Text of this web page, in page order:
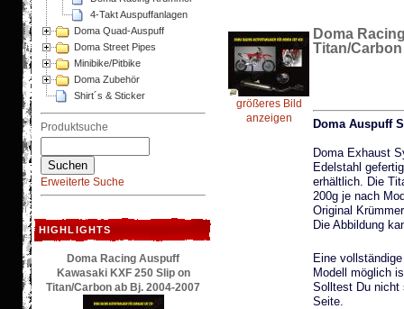
4-Takt Auspuffanlagen
Doma Quad-Auspuff
Doma Street Pipes
Minibike/Pitbike
Doma Zubehör
Shirt´s & Sticker
Produktsuche
Erweiterte Suche
HIGHLIGHTS
Doma Racing Auspuff
Kawasaki KXF 250 Slip on
Titan/Carbon ab Bj. 2004-2007
größeres Bild
anzeigen
Doma
Titan/
Doma Auspuff
Doma Exhaust
Edelstahl
erhältlich. Die
200g je nach
Original
Die Abbildung
Eine
Modell möglich
Solltest Du nicht
Seite.